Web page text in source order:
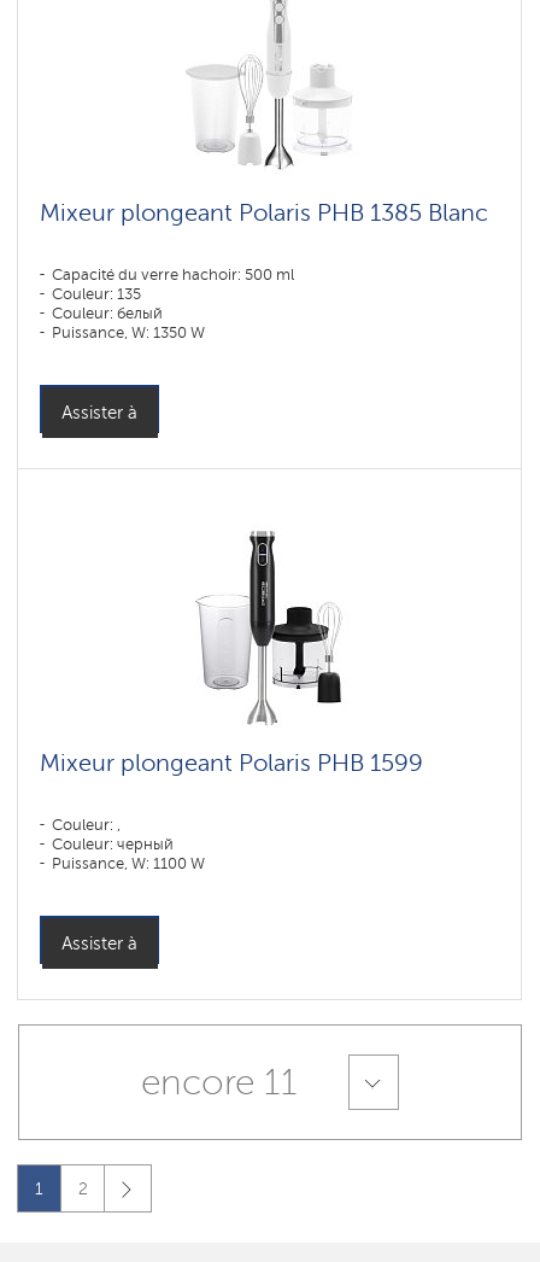
Mixeur plongeant Polaris PHB 1385 Blanc
Capacité du verre hachoir: 500 ml
Couleur: 135
Couleur: белый
Puissance, W: 1350 W
Assister à
Mixeur plongeant Polaris PHB 1599
Couleur: ,
Couleur: черный
Puissance, W: 1100 W
Assister à
encore 11
1 2